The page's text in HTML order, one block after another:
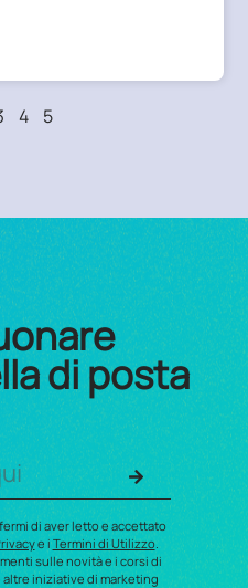
4 5
di posta
di aver letto e accettato
e iTermini di Utilizzo.
sulle novità e i corsi di
iniziative di marketing